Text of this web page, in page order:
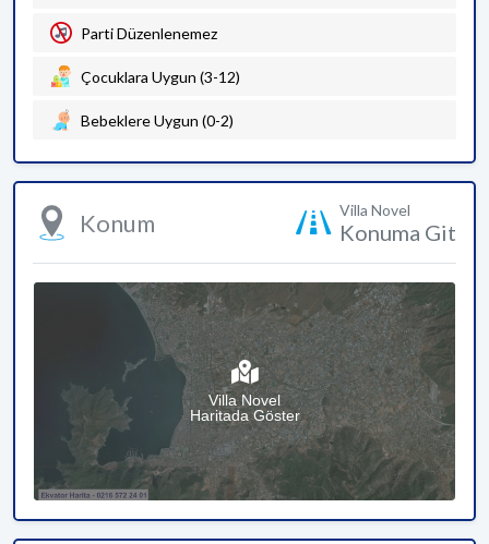
Parti Düzenlenemez
Çocuklara Uygun (3-12)
Bebeklere Uygun (0-2)
Konum Villa Novel
Konuma Git
Villa Novel
Haritada Göster